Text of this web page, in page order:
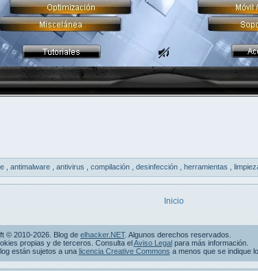
antimalware antivirus compilación desinfección herramientas
Inicio
© 2010-2026. Blog de elhacker.NET. Algunos derechos reservados.
propias y de terceros. Consulta elAviso Legalpara más información.
están sujetos a una licencia Creative Commons a menos que se indique